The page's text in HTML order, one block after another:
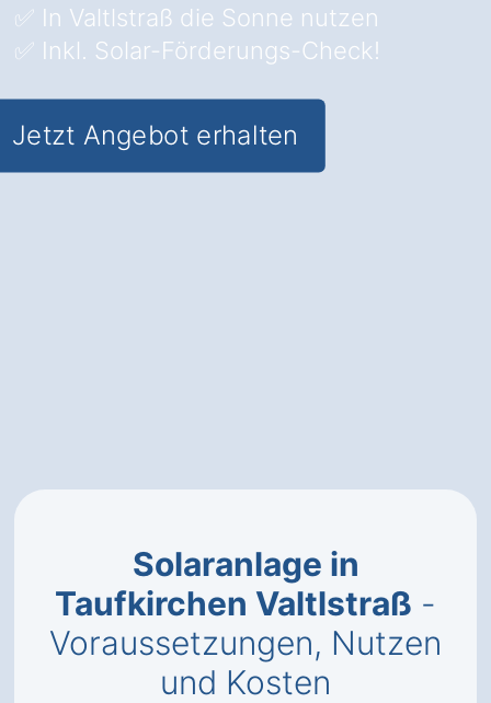
✅ In Valtlstraß die Sonne nutzen
✅ Inkl. Solar-Förderungs-Check!
Jetzt Angebot erhalten
Solaranlage in
Taufkirchen Valtlstraß -
Voraussetzungen, Nutzen
und Kosten